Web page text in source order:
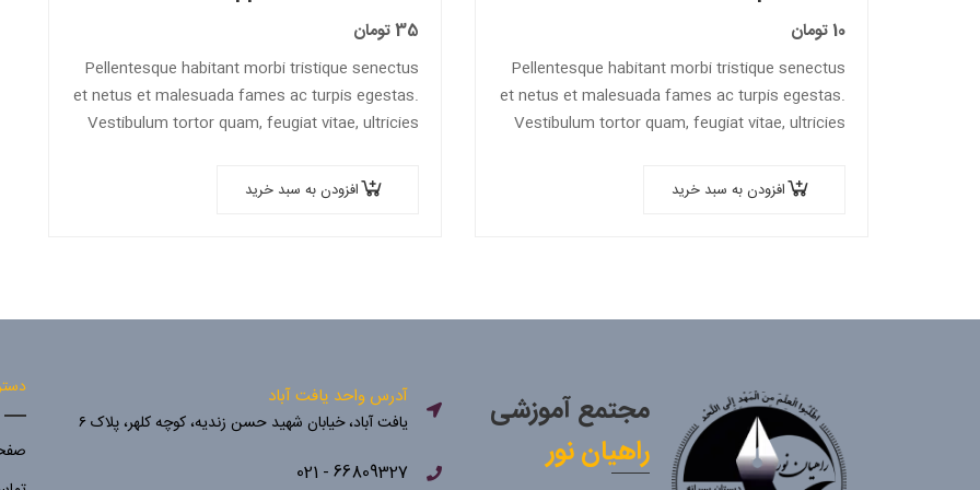
10تومان
Pellentesque habitant morbi tristique senectus
et netus et malesuada fames ac turpis egestas.
Vestibulum tortor quam, feugiat vitae, ultricies
افزودن به سبد خرید
35تومان
Pellentesque habitant morbi tristique senectus
et netus et malesuada fames ac turpis egestas.
Vestibulum tortor quam, feugiat vitae, ultricies
افزودن به سبد خرید
مجتمع آموزشی
راهیان نور
آدرس واحد یافت آباد
یافت آباد، خیابان شهید حسن زندیه، کوچه کلهر، پلاک ۶
66809327 - 021